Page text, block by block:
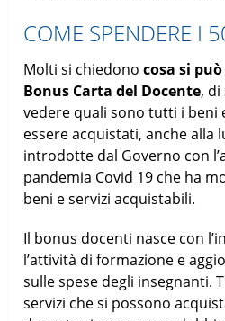
COME SPENDERE I
Molti si chiedonocosa si
Bonus Carta del Docente,
vedere quali sono tutti i beni
essere acquistati, anche alla
introdotte dal Governo con
pandemia Covid 19 che ha
beni e servizi acquistabili.
Il bonus docenti nasce con
l’attività di formazione e
sulle spese degli insegnanti.
servizi che si possono